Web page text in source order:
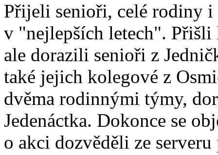
Přijeli senioři, celé rodiny i
v "nejlepších letech". Přišli
ale dorazili senioři z
také jejich kolegové z
dvěma rodinnými týmy,
Jedenáctka. Dokonce se
o akci dozvěděli ze